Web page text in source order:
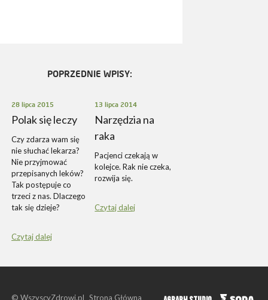
POPRZEDNIE WPISY:
28 lipca 2015
Polak się leczy
Czy zdarza wam się
nie słuchać lekarza?
Nie przyjmować
przepisanych leków?
Tak postępuje co
trzeci z nas. Dlaczego
tak się dzieje?
Czytaj dalej
13 lipca 2014
Narzędzia na
raka
Pacjenci czekają w
kolejce. Rak nie czeka,
rozwija się.
Czytaj dalej
© WszyscyZdrowi.pl Strona Główna